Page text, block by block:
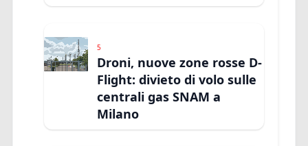
5
Droni, nuove zone rosse D-
Flight: divieto di volo sulle
centrali gas SNAM a
Milano